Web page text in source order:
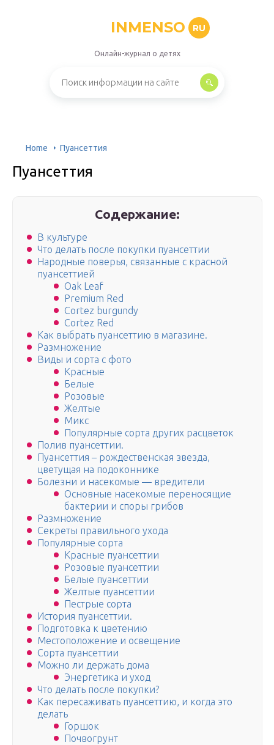
INMENSO RU
Онлайн-журнал о детях
Home Пуансеттия
Пуансеттия
Содержание:
В культуре
Что делать после покупки пуансеттии
Народные поверья, связанные с красной
пуансеттией
Oak Leaf
Premium Red
Cortez burgundy
Cortez Red
Как выбрать пуансеттию в магазине.
Размножение
Виды и сорта с фото
Красные
Белые
Розовые
Желтые
Микс
Популярные сорта других расцветок
Полив пуансеттии.
Пуансеттия – рождественская звезда,
цветущая на подоконнике
Болезни и насекомые — вредители
Основные насекомые переносящие
бактерии и споры грибов
Размножение
Секреты правильного ухода
Популярные сорта
Красные пуансеттии
Розовые пуансеттии
Белые пуансеттии
Желтые пуансеттии
Пестрые сорта
История пуансеттии.
Подготовка к цветению
Местоположение и освещение
Сорта пуансеттии
Можно ли держать дома
Энергетика и уход
Что делать после покупки?
Как пересаживать пуансеттию, и когда это
делать
Горшок
Почвогрунт